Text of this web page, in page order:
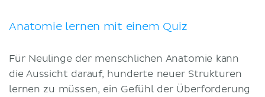
Abdomen und Becken
Histologie
Medizinische Bildgebung
Literaturquellen
Anatomie lernen mit einem Quiz
Für Neulinge der menschlichen Anatomie kann
die Aussicht darauf, hunderte neuer Strukturen
lernen zu müssen, ein Gefühl der Überforderung